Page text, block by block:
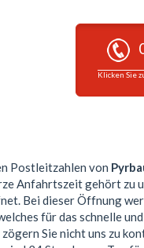
Klicken Sie
Postleitzahlen von
Anfahrtszeit gehört zu
Bei dieser Öffnung
für das schnelle und
zögern Sie nicht uns zu